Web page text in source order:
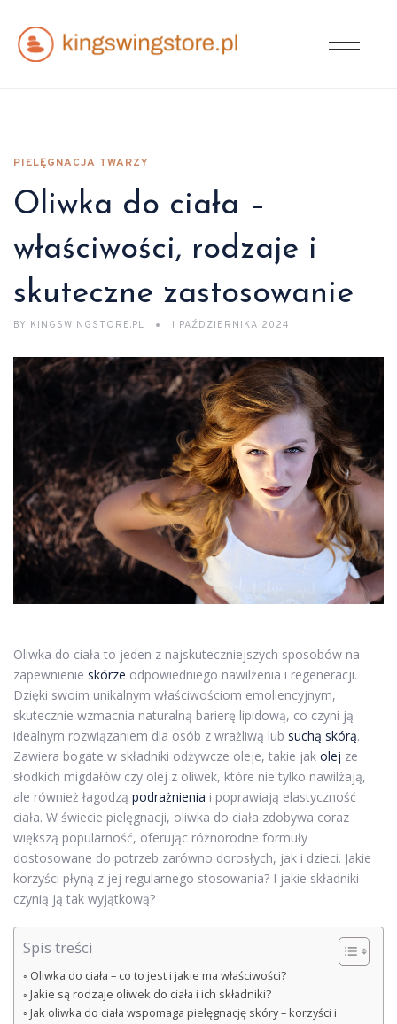
PIELĘGNACJA TWARZY
Oliwka do ciała –
właściwości, rodzaje i
skuteczne zastosowanie
BY KINGSWINGSTORE.PL 1 PAŹDZIERNIKA 2024
Oliwka do ciała to jeden z najskuteczniejszych sposobów na
zapewnienie skórze odpowiedniego nawilżenia i regeneracji.
Dzięki swoim unikalnym właściwościom emoliencyjnym,
skutecznie wzmacnia naturalną barierę lipidową, co czyni ją
idealnym rozwiązaniem dla osób z wrażliwą lub suchą skórą.
Zawiera bogate w składniki odżywcze oleje, takie jak olej ze
słodkich migdałów czy olej z oliwek, które nie tylko nawilżają,
ale również łagodzą podrażnienia i poprawiają elastyczność
ciała. W świecie pielęgnacji, oliwka do ciała zdobywa coraz
większą popularność, oferując różnorodne formuły
dostosowane do potrzeb zarówno dorosłych, jak i dzieci. Jakie
korzyści płyną z jej regularnego stosowania? I jakie składniki
czynią ją tak wyjątkową?
Spis treści
Oliwka do ciała – co to jest i jakie ma właściwości?
Jakie są rodzaje oliwek do ciała i ich składniki?
Jak oliwka do ciała wspomaga pielęgnację skóry – korzyści i